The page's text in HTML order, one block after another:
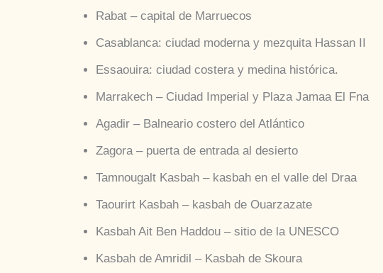
Rabat – capital de Marruecos
Casablanca: ciudad moderna y mezquita Hassan II
Essaouira: ciudad costera y medina histórica.
Marrakech – Ciudad Imperial y Plaza Jamaa El Fna
Agadir – Balneario costero del Atlántico
Zagora – puerta de entrada al desierto
Tamnougalt Kasbah – kasbah en el valle del Draa
Taourirt Kasbah – kasbah de Ouarzazate
Kasbah Ait Ben Haddou – sitio de la UNESCO
Kasbah de Amridil – Kasbah de Skoura